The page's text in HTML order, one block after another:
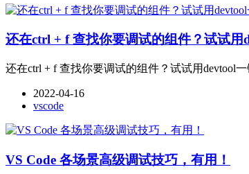
还在ctrl + f 查找你要调试的组件？试试用
还在ctrl + f 查找你要调试的组件？试试用devtool
2022-04-16
vscode
VS Code 各场景高级调试技巧，有用！